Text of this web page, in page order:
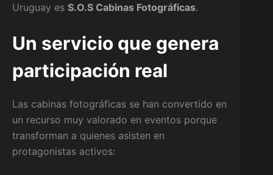
Uruguay es S.O.S Cabinas Fotográficas.
Un servicio que genera
participación real
Las cabinas fotográficas se han convertido en
un recurso muy valorado en eventos porque
transforman a quienes asisten en
protagonistas activos: